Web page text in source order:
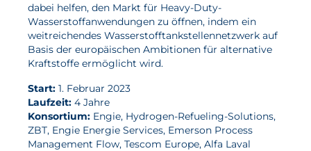
dabei helfen, den Markt für Heavy-Duty-
Wasserstoffanwendungen zu öffnen, indem ein
weitreichendes Wasserstofftankstellennetzwerk auf
Basis der europäischen Ambitionen für alternative
Kraftstoffe ermöglicht wird.
Start: 1. Februar 2023
Laufzeit: 4 Jahre
Konsortium: Engie, Hydrogen-Refueling-Solutions,
ZBT, Engie Energie Services, Emerson Process
Management Flow, Tescom Europe, Alfa Laval